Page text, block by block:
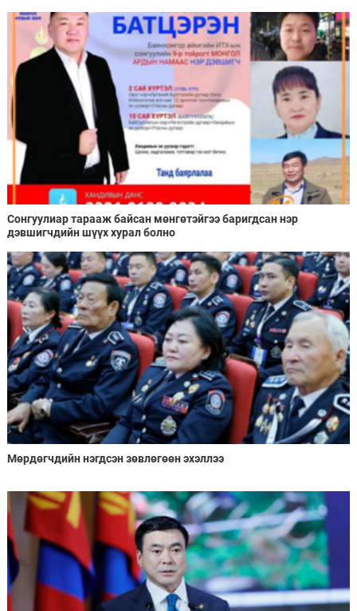
Сонгуулиар тарааж байсан мөнгөтэйгээ баригдсан нэр
дэвшигчдийн шүүх хурал болно
Мөрдөгчдийн нэгдсэн зөвлөгөөн эхэллээ